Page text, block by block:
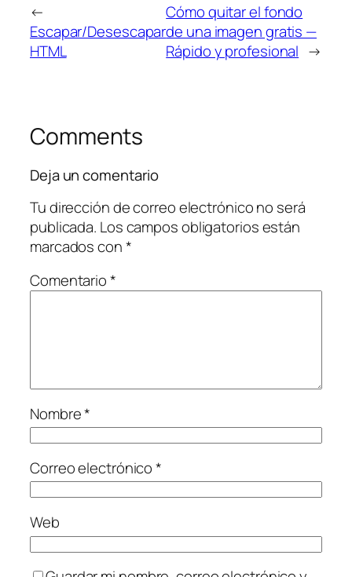
←
Escapar/Desescapar
HTML
Cómo quitar el fondo
de una imagen gratis —
Rápido y profesional →
Comments
Deja un comentario
Tu dirección de correo electrónico no será
publicada. Los campos obligatorios están
marcados con*
Comentario*
Nombre*
Correo electrónico*
Web